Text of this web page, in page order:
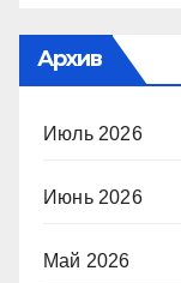
Архив
Июль 2026
Июнь 2026
Май 2026